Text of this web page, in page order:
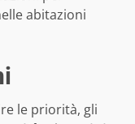
abitazioni
le priorità, gli